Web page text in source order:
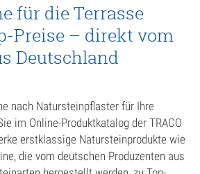
für die Terrasse
Preise – direkt vom
Deutschland
nach Natursteinpflaster für Ihre
im Online-Produktkatalog der TRACO
erstklassige Natursteinprodukte wie
die vom deutschen Produzenten aus